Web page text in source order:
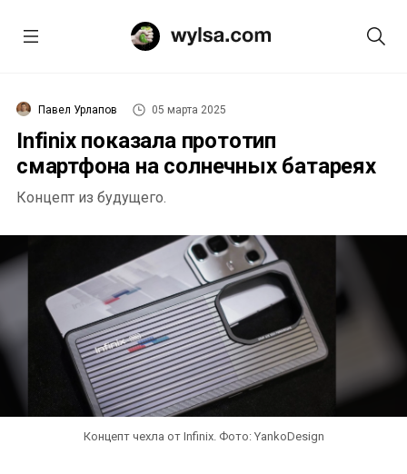
Павел Урлапов 05 марта 2025
Infinix показала прототип
смартфона на солнечных батареях
Концепт из будущего.
Концепт чехла от Infinix. Фото: YankoDesign